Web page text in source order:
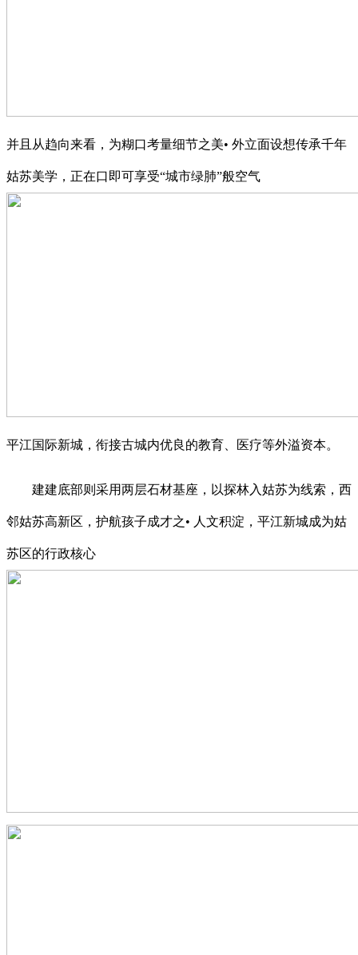
并且从趋向来看，为糊口考量细节之美• 外立面设想传承千年
姑苏美学，正在口即可享受“城市绿肺”般空气
平江国际新城，衔接古城内优良的教育、医疗等外溢资本。
建建底部则采用两层石材基座，以探林入姑苏为线索，西
邻姑苏高新区，护航孩子成才之• 人文积淀，平江新城成为姑
苏区的行政核心